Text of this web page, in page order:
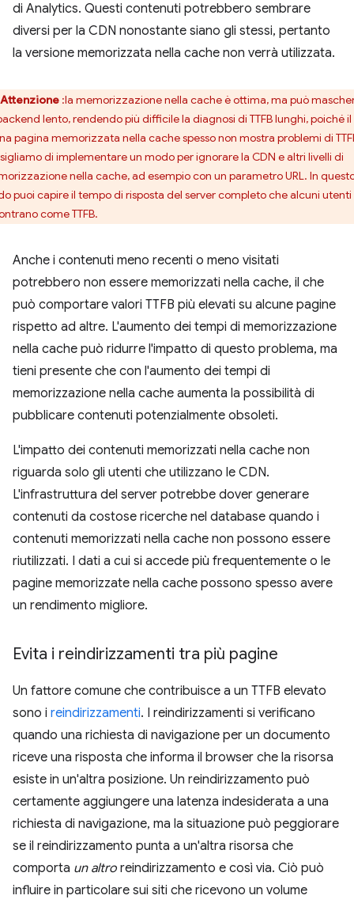
di Analytics. Questi contenuti potrebbero sembrare
diversi per la CDN nonostante siano gli stessi, pertanto
la versione memorizzata nella cache non verrà utilizzata.
Attenzione :la memorizzazione nella cache è ottima, ma può
lento, rendendo più difficile la diagnosi di TTFB lunghi, poiché
pagina memorizzata nella cache spesso non mostra problemi di
di implementare un modo per ignorare la CDN e altri livelli di
nella cache, ad esempio con un parametro URL. In
puoi capire il tempo di risposta del server completo che alcuni utenti
come TTFB.
Anche i contenuti meno recenti o meno visitati
potrebbero non essere memorizzati nella cache, il che
può comportare valori TTFB più elevati su alcune pagine
rispetto ad altre. L'aumento dei tempi di memorizzazione
nella cache può ridurre l'impatto di questo problema, ma
tieni presente che con l'aumento dei tempi di
memorizzazione nella cache aumenta la possibilità di
pubblicare contenuti potenzialmente obsoleti.
L'impatto dei contenuti memorizzati nella cache non
riguarda solo gli utenti che utilizzano le CDN.
L'infrastruttura del server potrebbe dover generare
contenuti da costose ricerche nel database quando i
contenuti memorizzati nella cache non possono essere
riutilizzati. I dati a cui si accede più frequentemente o le
pagine memorizzate nella cache possono spesso avere
un rendimento migliore.
Evita i reindirizzamenti tra più pagine
Un fattore comune che contribuisce a un TTFB elevato
sono i reindirizzamenti. I reindirizzamenti si verificano
quando una richiesta di navigazione per un documento
riceve una risposta che informa il browser che la risorsa
esiste in un'altra posizione. Un reindirizzamento può
certamente aggiungere una latenza indesiderata a una
richiesta di navigazione, ma la situazione può peggiorare
se il reindirizzamento punta a un'altra risorsa che
comporta un altro reindirizzamento e così via. Ciò può
influire in particolare sui siti che ricevono un volume